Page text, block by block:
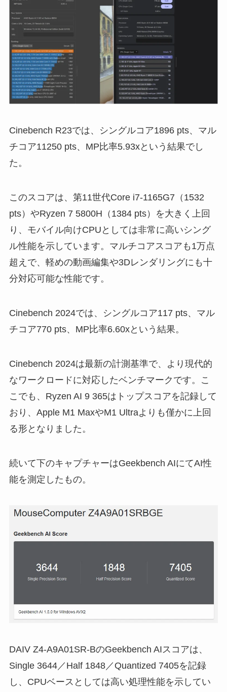
Cinebench R23では、シングルコア1896 pts、マル
チコア11250 pts、MP比率5.93xという結果でし
た。
このスコアは、第11世代Core i7-1165G7（1532
pts）やRyzen 7 5800H（1384 pts）を大きく上回
り、モバイル向けCPUとしては非常に高いシング
ル性能を示しています。マルチコアスコアも1万点
超えで、軽めの動画編集や3Dレンダリングにも十
分対応可能な性能です。
Cinebench 2024では、シングルコア117 pts、マル
チコア770 pts、MP比率6.60xという結果。
Cinebench 2024は最新の計測基準で、より現代的
なワークロードに対応したベンチマークです。こ
こでも、Ryzen AI 9 365はトップスコアを記録して
おり、Apple M1 MaxやM1 Ultraよりも僅かに上回
る形となりました。
続いて下のキャプチャーはGeekbench AIにてAI性
能を測定したもの。
DAIV Z4-A9A01SR-BのGeekbench AIスコアは、
Single 3644／Half 1848／Quantized 7405を記録
し、CPUベースとしては高い処理性能を示してい